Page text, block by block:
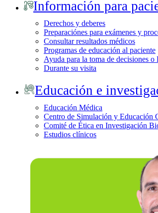
Información para
Derechos y deberes
Preparaciónes para exámenes y
Consultar resultados médicos
Programas de educación al paciente
Ayuda para la toma de decisiones o
Durante su visita
Educación e
Educación Médica
Centro de Simulación y Educación
Comité de Ética en Investigación
Estudios clínicos